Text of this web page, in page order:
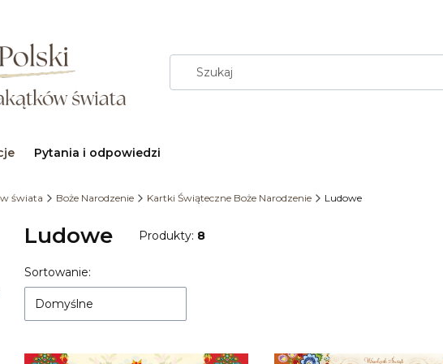
Pytania i odpowiedzi
świata Boże Narodzenie Kartki Świąteczne Boże Narodzenie Ludowe
Ludowe Produkty: 8
Lista produktów
Sortowanie:
Domyślne